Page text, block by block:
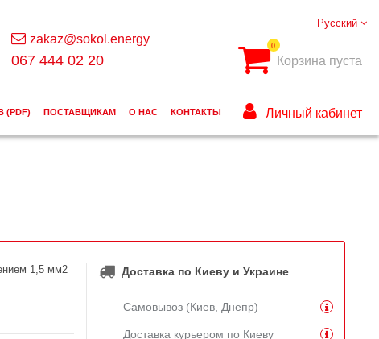
1,5 мм2 Доставка по Киеву и Украине
Самовывоз (Киев, Днепр)
Доставка курьером по Киеву
Русский
zakaz@sokol.energy
067 444 02 20
0
Корзина пуста
(PDF) ПОСТАВЩИКАМ О НАС КОНТАКТЫ Личный кабинет